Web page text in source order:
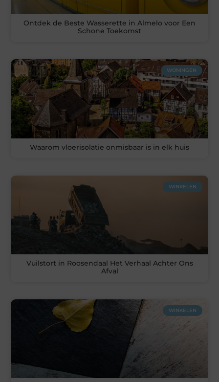
Ontdek de Beste Wasserette in Almelo voor Een
Schone Toekomst
WONINGEN
Waarom vloerisolatie onmisbaar is in elk huis
WINKELEN
Vuilstort in Roosendaal Het Verhaal Achter Ons
Afval
WINKELEN